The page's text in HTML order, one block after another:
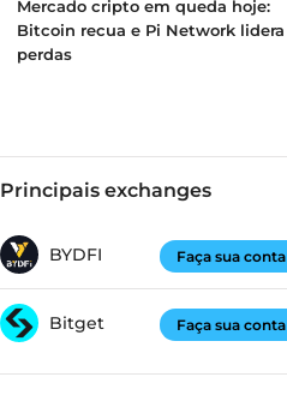
Mercado cripto em queda hoje:
Bitcoin recua e Pi Network lidera
perdas
Principais exchanges
BYDFI Faça sua conta
Bitget Faça sua conta